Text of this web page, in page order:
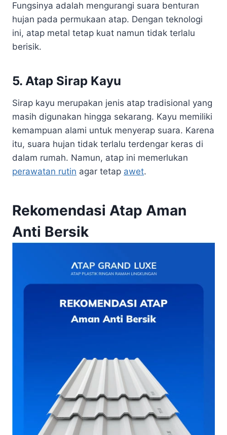
Fungsinya adalah mengurangi suara benturan
hujan pada permukaan atap. Dengan teknologi
ini, atap metal tetap kuat namun tidak terlalu
berisik.
5. Atap Sirap Kayu
Sirap kayu merupakan jenis atap tradisional yang
masih digunakan hingga sekarang. Kayu memiliki
kemampuan alami untuk menyerap suara. Karena
itu, suara hujan tidak terlalu terdengar keras di
dalam rumah. Namun, atap ini memerlukan
perawatan rutin agar tetap awet.
Rekomendasi Atap Aman
Anti Bersik